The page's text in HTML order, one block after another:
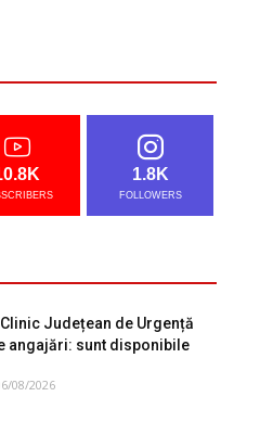
1.8K
FOLLOWERS
Județean de Urgență
angajări: sunt disponibile
08/2026